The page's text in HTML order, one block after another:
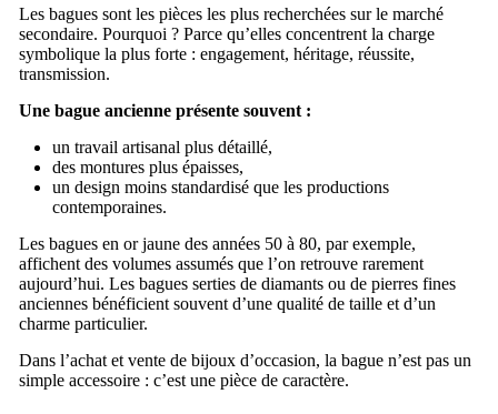
Les bagues sont les pièces les plus recherchées sur le marché
secondaire. Pourquoi ? Parce qu’elles concentrent la charge
symbolique la plus forte : engagement, héritage, réussite,
transmission.
Une bague ancienne présente souvent :
un travail artisanal plus détaillé,
des montures plus épaisses,
un design moins standardisé que les productions
contemporaines.
Les bagues en or jaune des années 50 à 80, par exemple,
affichent des volumes assumés que l’on retrouve rarement
aujourd’hui. Les bagues serties de diamants ou de pierres fines
anciennes bénéficient souvent d’une qualité de taille et d’un
charme particulier.
Dans l’achat et vente de bijoux d’occasion, la bague n’est pas un
simple accessoire : c’est une pièce de caractère.